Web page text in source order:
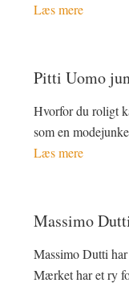
Læs mere
Pitti Uomo
Hvorfor du roligt
som en
Læs mere
Massimo
Massimo Dutti
Mærket har et ry